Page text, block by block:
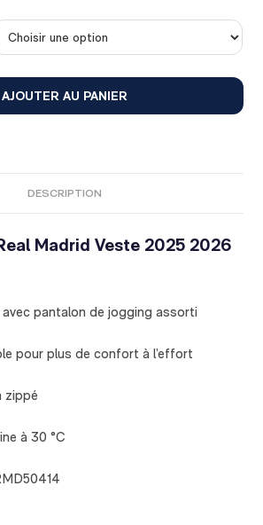
AJOUTER AU PANIER
DESCRIPTION
Madrid Veste 2025 2026
pantalon de jogging assorti
pour plus de confort à l’effort
zippé
à 30 °C